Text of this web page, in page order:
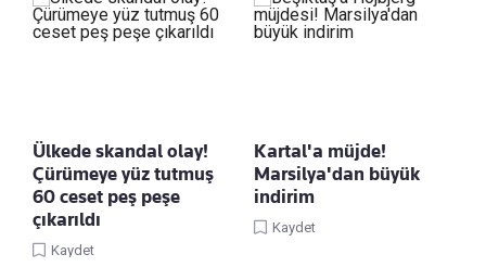
Ülkede skandal olay!
Çürümeye yüz tutmuş
60 ceset peş peşe
çıkarıldı
Kaydet
Kartal'a müjde!
Marsilya'dan büyük
indirim
Kaydet